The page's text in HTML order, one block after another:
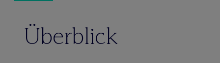
Überblick